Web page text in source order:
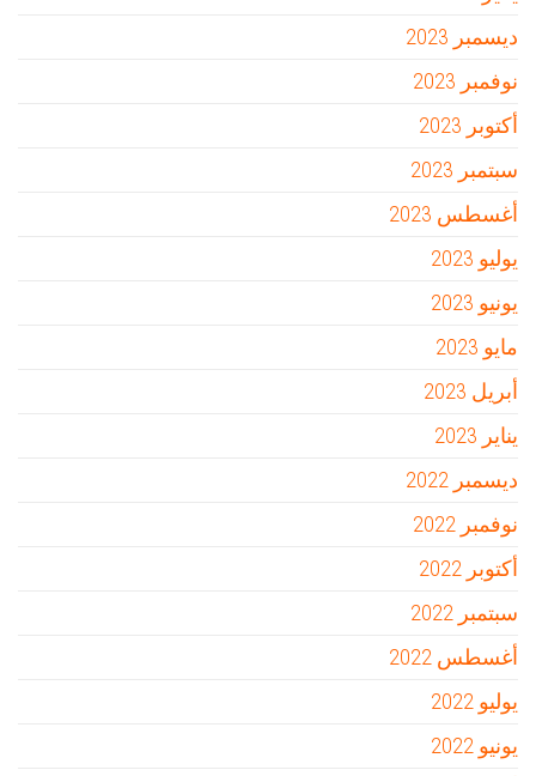
ديسمبر 2023
نوفمبر 2023
أكتوبر 2023
سبتمبر 2023
أغسطس 2023
يوليو 2023
يونيو 2023
مايو 2023
أبريل 2023
يناير 2023
ديسمبر 2022
نوفمبر 2022
أكتوبر 2022
سبتمبر 2022
أغسطس 2022
يوليو 2022
يونيو 2022